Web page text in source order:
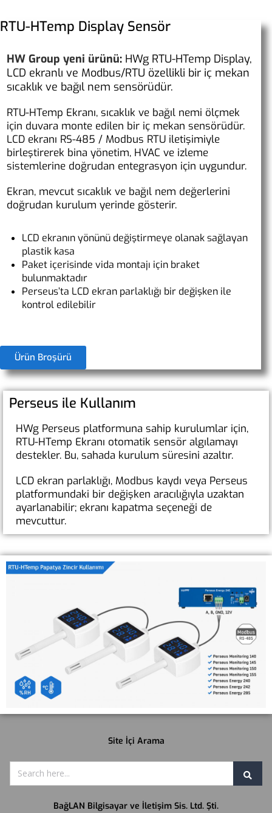
RTU-HTemp Display Sensör
HW Group yeni ürünü: HWg RTU-HTemp Display,
LCD ekranlı ve Modbus/RTU özellikli bir iç mekan
sıcaklık ve bağıl nem sensörüdür.
RTU-HTemp Ekranı, sıcaklık ve bağıl nemi ölçmek
için duvara monte edilen bir iç mekan sensörüdür.
LCD ekranı RS-485 / Modbus RTU iletişimiyle
birleştirerek bina yönetim, HVAC ve izleme
sistemlerine doğrudan entegrasyon için uygundur.
Ekran, mevcut sıcaklık ve bağıl nem değerlerini
doğrudan kurulum yerinde gösterir.
LCD ekranın yönünü değiştirmeye olanak sağlayan
plastik kasa
Paket içerisinde vida montajı için braket
bulunmaktadır
Perseus’ta LCD ekran parlaklığı bir değişken ile
kontrol edilebilir
Ürün Broşürü
Perseus ile Kullanım
HWg Perseus platformuna sahip kurulumlar için,
RTU-HTemp Ekranı otomatik sensör algılamayı
destekler. Bu, sahada kurulum süresini azaltır.
LCD ekran parlaklığı, Modbus kaydı veya Perseus
platformundaki bir değişken aracılığıyla uzaktan
ayarlanabilir; ekranı kapatma seçeneği de
mevcuttur.
Site İçi Arama
BağLAN Bilgisayar ve İletişim Sis. Ltd. Şti.